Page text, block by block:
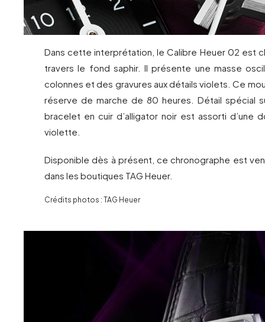
Dans cette interprétation, le Calibre Heuer 02 est
travers le fond saphir. Il présente une masse
colonnes et des gravures aux détails violets. Ce
réserve de marche de 80 heures. Détail spécial
bracelet en cuir d’alligator noir est assorti d’une
violette.
Disponible dès à présent, ce chronographe est
dans les boutiques TAG Heuer.
Crédits photos : TAG Heuer